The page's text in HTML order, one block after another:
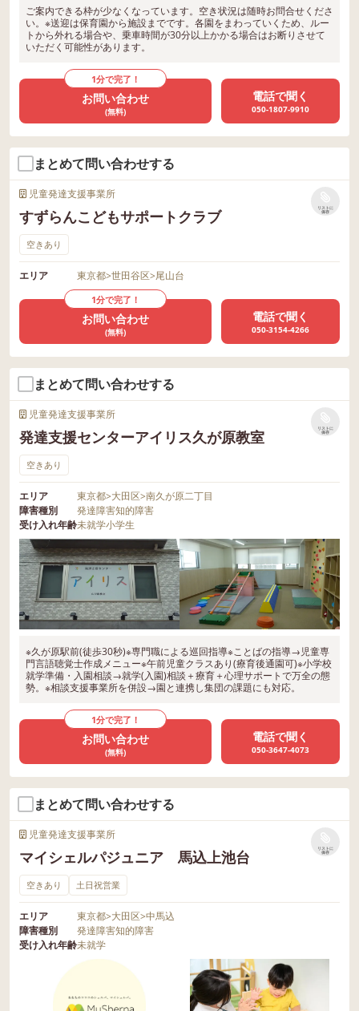
ご案内できる枠が少なくなっています。空き状況は随時お問合せくださ
い。※送迎は保育園から施設までです。各園をまわっていくため、ルー
トから外れる場合や、乗車時間が30分以上かかる場合はお断りさせて
いただく可能性があります。
1分で完了！
お問い合わせ
(無料)
電話で聞く
050-1807-9910
まとめて問い合わせする
児童発達支援事業所
すずらんこどもサポートクラブ
リストに
保存
空きあり
エリア 東京都>世田谷区>尾山台
1分で完了！
お問い合わせ
(無料)
電話で聞く
050-3154-4266
まとめて問い合わせする
児童発達支援事業所
発達支援センターアイリス久が原教室
リストに
保存
空きあり
エリア 東京都>大田区>南久が原二丁目
障害種別
発達障害知的障害
受け入れ年齢未就学小学生
※久が原駅前(徒歩30秒)※専門職による巡回指導※ことばの指導→児童専
門言語聴覚士作成メニュー※午前児童クラスあり(療育後通園可)※小学校
就学準備・入園相談→就学(入園)相談＋療育＋心理サポートで万全の態
勢。※相談支援事業所を併設→園と連携し集団の課題にも対応。
1分で完了！
お問い合わせ
(無料)
電話で聞く
050-3647-4073
まとめて問い合わせする
児童発達支援事業所
マイシェルパジュニア 馬込上池台
リストに
保存
空きあり 土日祝営業
エリア 東京都>大田区>中馬込
障害種別
発達障害知的障害
受け入れ年齢未就学